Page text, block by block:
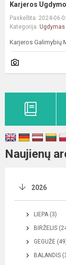
Karjeros
Paskelbta: 2024-06-
Kategorija:
Karjeros Galimybių
Naujienų
2026
LIEPA (3)
BIRŽELIS
GEGUŽĖ
BALANDIS